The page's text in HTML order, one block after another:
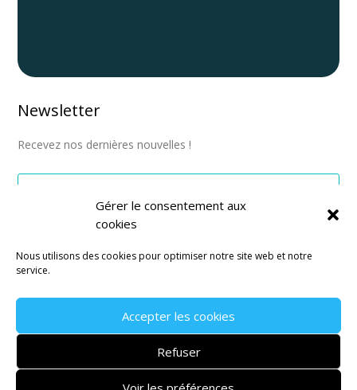
Gérer le consentement aux
cookies
Nous utilisons des cookies pour optimiser notre site web et notre
service.
Accepter les cookies
Refuser
Newsletter
Recevez nos dernières nouvelles !
Mentions légales–CGV–Politique de confidentialité
agence de communication Montpellier
Janvier